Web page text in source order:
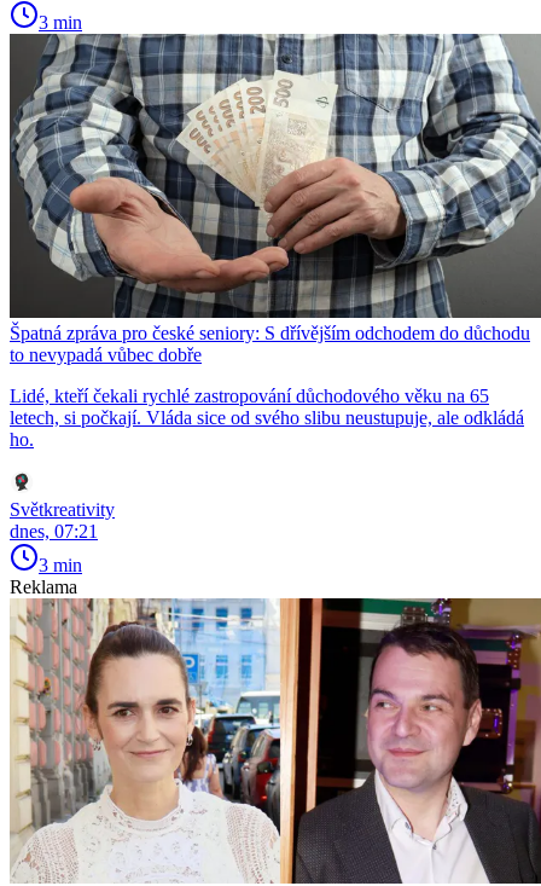
3 min
Špatná zpráva pro české seniory: S dřívějším odchodem do důchodu
to nevypadá vůbec dobře
Lidé, kteří čekali rychlé zastropování důchodového věku na 65
letech, si počkají. Vláda sice od svého slibu neustupuje, ale odkládá
ho.
Světkreativity
dnes, 07:21
3 min
Reklama